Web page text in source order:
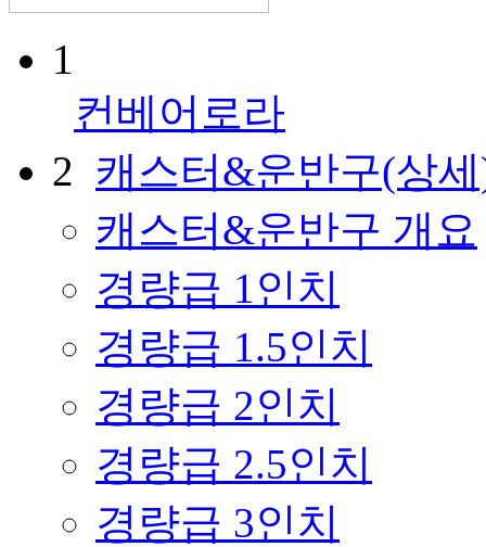
1
컨베어로라
2 캐스터&운반구(상
캐스터&운반구 개요
경량급 1인치
경량급 1.5인치
경량급 2인치
경량급 2.5인치
경량급 3인치